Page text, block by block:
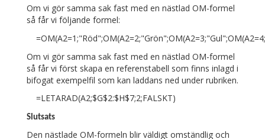
Om vi gör samma sak fast med en nästlad OM-formel
så får vi följande formel:
Om vi gör samma sak fast med en nästlad OM-formel
så får vi först skapa en referenstabell som finns inlagd i
bifogat exempelfil som kan laddans ned under rubriken.
=LETARAD(A2;$G$2:$H$7;2;FALSKT)
Slutsats
Den nästlade OM-formeln blir väldigt omständlig och